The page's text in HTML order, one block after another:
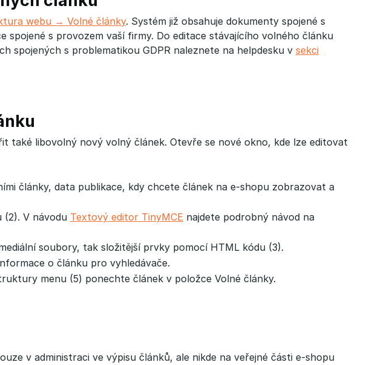
webu → Volné články. Systém již obsahuje dokumenty spojené s
s provozem vaší firmy. Do editace stávajícího volného článku
spojených s problematikou GDPR naleznete na helpdesku v sekci
libovolný nový volný článek. Otevře se nové okno, kde lze editovat
články, data publikace, kdy chcete článek na e-shopu zobrazovat a
V návodu Textový editor TinyMCE najdete podrobný návod na
soubory, tak složitější prvky pomocí HTML kódu (3).
o článku pro vyhledávače.
menu (5) ponechte článek v položce Volné články.
v administraci ve výpisu článků, ale nikde na veřejné části e-shopu